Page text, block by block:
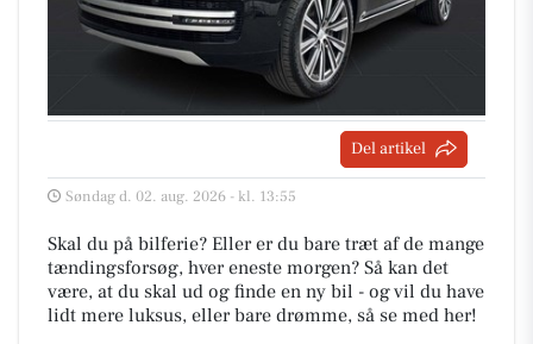
Del artikel
Søndag d. 02. aug. 2026 - kl. 13:55
Skal du på bilferie? Eller er du bare træt af de mange
tændingsforsøg, hver eneste morgen? Så kan det
være, at du skal ud og finde en ny bil - og vil du have
lidt mere luksus, eller bare drømme, så se med her!